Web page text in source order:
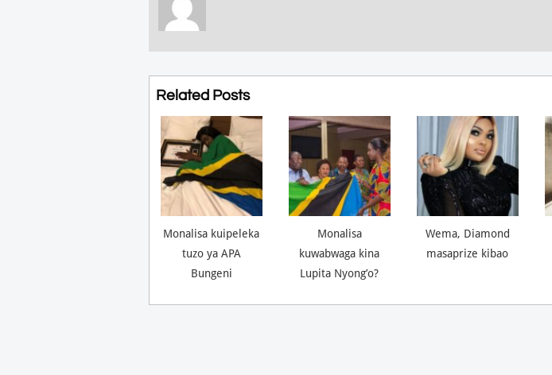
Related Posts
Monalisa kuipeleka
tuzo ya APA
Bungeni
Monalisa
kuwabwaga kina
Lupita Nyong’o?
Wema, Diamond
masaprize kibao